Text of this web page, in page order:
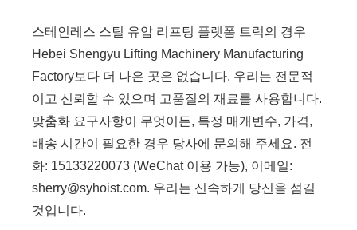
스테인레스 스틸 유압 리프팅 플랫폼 트럭의 경우
Hebei Shengyu Lifting Machinery Manufacturing
Factory보다 더 나은 곳은 없습니다. 우리는 전문적
이고 신뢰할 수 있으며 고품질의 재료를 사용합니다.
맞춤화 요구사항이 무엇이든, 특정 매개변수, 가격,
배송 시간이 필요한 경우 당사에 문의해 주세요. 전
화: 15133220073 (WeChat 이용 가능), 이메일:
sherry@syhoist.com. 우리는 신속하게 당신을 섬길
것입니다.